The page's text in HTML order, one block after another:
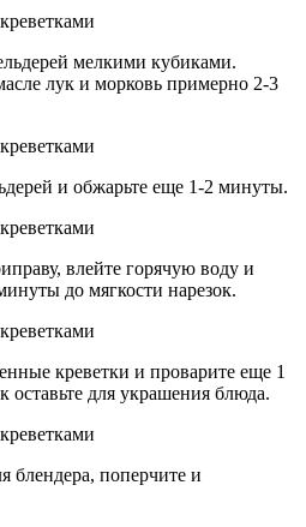
мелкими кубиками.
лук и морковь примерно 2-3
и обжарьте еще 1-2 минуты.
влейте горячую воду и
до мягкости нарезок.
креветки и проварите еще 1
оставьте для украшения блюда.
блендера, поперчите и